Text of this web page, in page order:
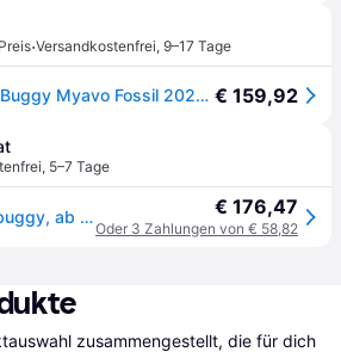
·Versandkostenfrei, 9–17 Tage
Graco, Kinderwagen, Buggy Myavo Fossil 2024 (6Monate - 4Jahre) € 159,92
, 5–7 Tage
Graco Myavo™ Reisebuggy, ab Geburt bis ca. 4 Jahre (bis 22 kg), leicht, schnell zusammenklappbar, zusammengeklappt freistehend, großer Staukorb, inkl. Regenverdeck, braun, Fossil € 176,47
Oder 3 Zahlungen von € 58,82
zusammengestellt, die für dich